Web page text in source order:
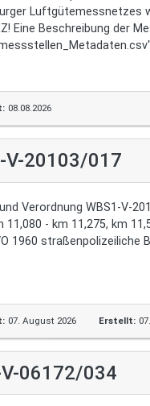
Luftgütemessnetzes
Eine Beschreibung der
08.08.2026
V-20103/017
Verordnung WBS1-V-
11,080 - km 11,275, km
1960 straßenpolizeiliche
07. August 2026 Erstellt:
V-06172/034